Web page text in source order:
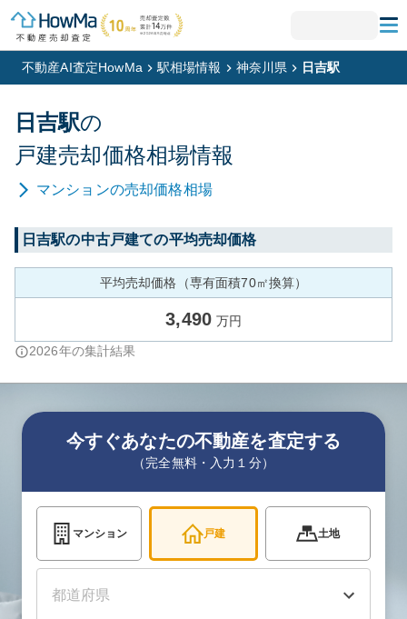
不動産AI査定HowMa 駅相場情報 神奈川県 日吉駅
日吉駅の
戸建売却価格相場情報
マンションの売却価格相場
日吉駅の中古戸建ての平均売却価格
平均売却価格（専有面積70㎡換算）
3,490 万円
2026年の集計結果
今すぐあなたの不動産を査定する
（完全無料・入力１分）
マンション 戸建 土地